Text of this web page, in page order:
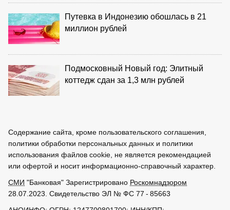
Путевка в Индонезию обошлась в 21
миллион рублей
Подмосковный Новый год: Элитный
коттедж сдан за 1,3 млн рублей
Содержание сайта, кроме пользовательского соглашения,
политики обработки персональных данных и политики
использования файлов cookie, не является рекомендацией
или офертой и носит информационно-справочный характер.
СМИ "Банковая" Зарегистрировано Роскомнадзором
28.07.2023. Свидетельство ЭЛ № ФС 77 - 85663